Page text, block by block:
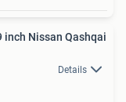
Nissan Qashqai
Details